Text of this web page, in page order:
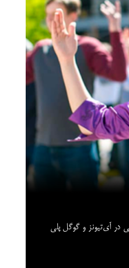
در آی‌تیونز و گوگل‌ پلی